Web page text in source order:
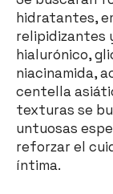
hidratantes,
relipidizantes
hialurónico,
niacinamida,
centella
texturas se
untuosas
reforzar el
íntima.